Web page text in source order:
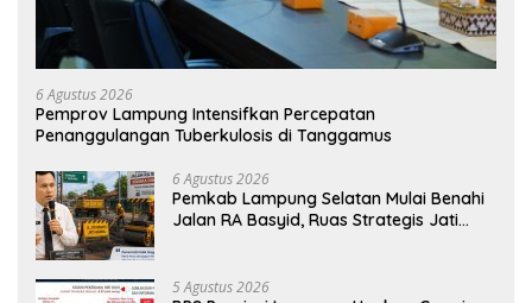
6 Agustus 2026
Pemprov Lampung Intensifkan Percepatan
Penanggulangan Tuberkulosis di Tanggamus
6 Agustus 2026
Pemkab Lampung Selatan Mulai Benahi
Jalan RA Basyid, Ruas Strategis Jati
5 Agustus 2026